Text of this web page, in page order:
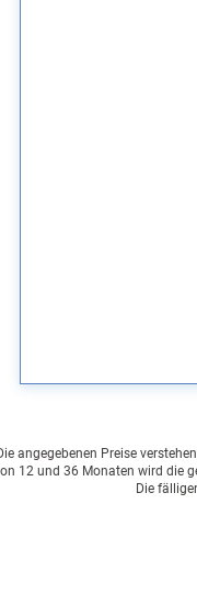
angegebenen Preise
12 und 36 Monaten wird die
Die